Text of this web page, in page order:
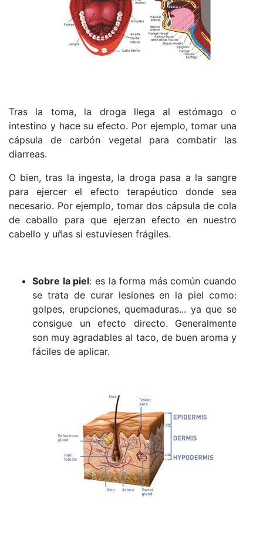
Tras la toma, la droga llega al estómago o
intestino y hace su efecto. Por ejemplo, tomar una
cápsula de carbón vegetal para combatir las
diarreas.
O bien, tras la ingesta, la droga pasa a la sangre
para ejercer el efecto terapéutico donde sea
necesario. Por ejemplo, tomar dos cápsula de cola
de caballo para que ejerzan efecto en nuestro
cabello y uñas si estuviesen frágiles.
Sobre la piel: es la forma más común cuando
se trata de curar lesiones en la piel como:
golpes, erupciones, quemaduras... ya que se
consigue un efecto directo. Generalmente
son muy agradables al taco, de buen aroma y
fáciles de aplicar.